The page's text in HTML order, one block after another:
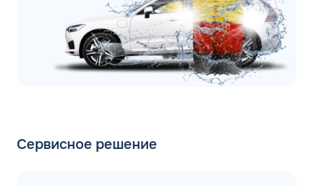
Сервисное решение